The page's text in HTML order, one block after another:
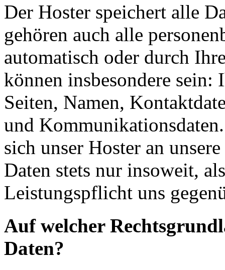
Der Hoster speichert alle
gehören auch alle
automatisch oder durch
können insbesondere sein:
Seiten, Namen,
und
sich unser Hoster an
Daten stets nur insoweit,
Leistungspflicht uns
Auf welcher
Daten?